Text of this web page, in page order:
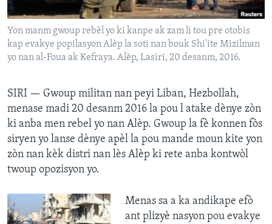
Yon manm gwoup rebèl yo ki kanpe ak zam li tou pre otobis
kap evakye popilasyon Alèp la soti nan bouk Shi'ite Mizilman
yo nan al-Foua ak Kefraya. Alèp, Lasiri, 20 desanm, 2016.
SIRI — Gwoup militan nan peyi Liban, Hezbollah,
menase madi 20 desanm 2016 la pou l atake dènye zòn
ki anba men rebel yo nan Alèp. Gwoup la fè konnen fòs
siryen yo lanse dènye apèl la pou mande moun kite yon
zòn nan kèk distri nan lès Alèp ki rete anba kontwòl
twoup opozisyon yo.
Menas sa a ka andikape efò
ant plizyè nasyon pou evakye